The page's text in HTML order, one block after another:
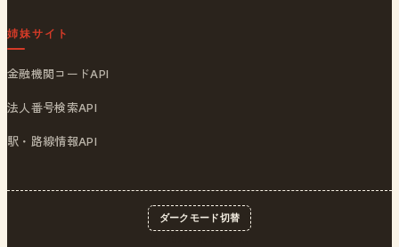
姉妹サイト
金融機関コードAPI
法人番号検索API
駅・路線情報API
ダークモード切替